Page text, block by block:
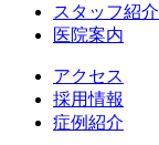
スタッフ紹介
医院案内
アクセス
採用情報
症例紹介